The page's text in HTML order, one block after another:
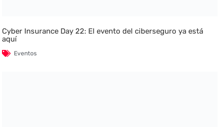
Cyber Insurance Day 22: El evento del ciberseguro ya está
aquí
Eventos